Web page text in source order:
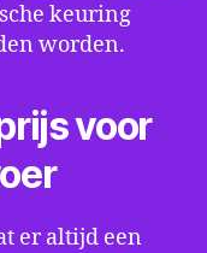
keuring
worden.
voor
er altijd een